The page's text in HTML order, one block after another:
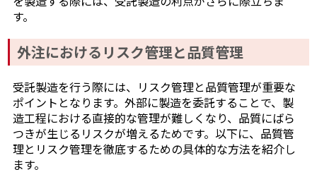
す。
外注におけるリスク管理と品質管理
受託製造を行う際には、リスク管理と品質管理が重要な
ポイントとなります。外部に製造を委託することで、製
造工程における直接的な管理が難しくなり、品質にばら
つきが生じるリスクが増えるためです。以下に、品質管
理とリスク管理を徹底するための具体的な方法を紹介し
ます。